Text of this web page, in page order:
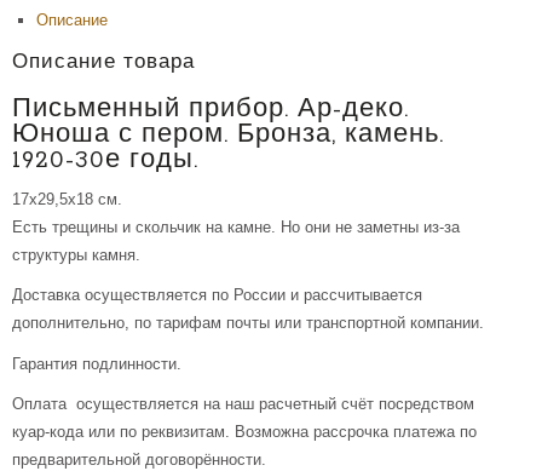
Описание
Описание товара
Письменный прибор. Ар-деко.
Юноша с пером. Бронза, камень.
1920-30е годы.
17х29,5х18 см.
Есть трещины и скольчик на камне. Но они не заметны из-за
структуры камня.
Доставка осуществляется по России и рассчитывается
дополнительно, по тарифам почты или транспортной компании.
Гарантия подлинности.
Оплата осуществляется на наш расчетный счёт посредством
куар-кода или по реквизитам. Возможна рассрочка платежа по
предварительной договорённости.